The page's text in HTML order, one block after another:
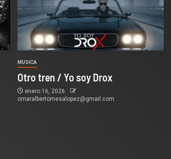
MUSICA
Otro tren / Yo soy Drox
enero 16, 2026
omaralbertomesalopez@gmail.com